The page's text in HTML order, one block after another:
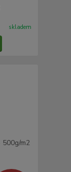
skladem